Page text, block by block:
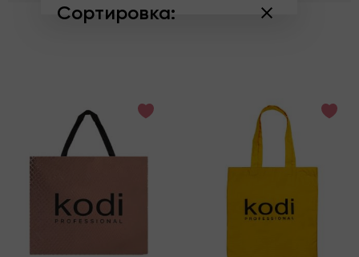
Сортировка:
по возрастанию цены